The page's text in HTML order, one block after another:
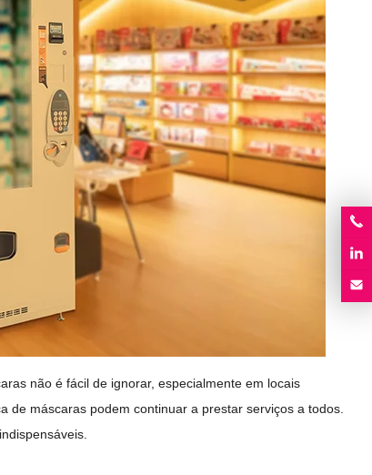
não é fácil de ignorar, especialmente em locais
de máscaras podem continuar a prestar serviços a todos.